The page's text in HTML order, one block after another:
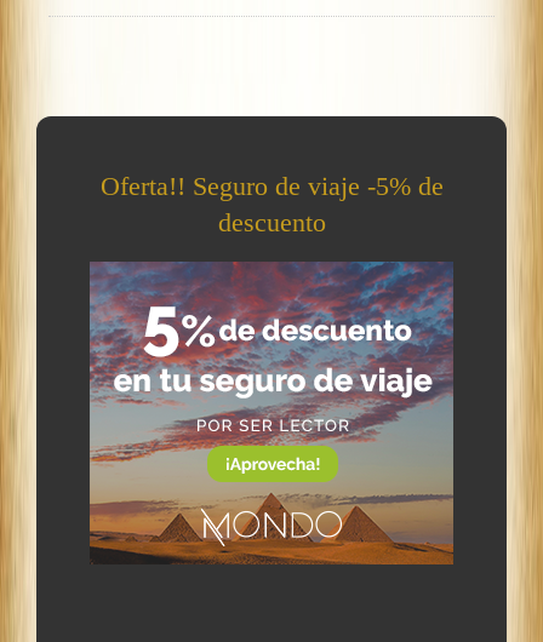
Oferta!! Seguro de viaje -5% de
descuento